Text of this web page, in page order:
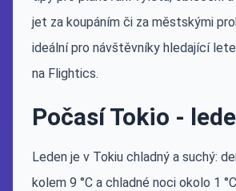
jet za koupáním či za městskými
ideální pro návštěvníky hledající
na Flightics.
Počasí Tokio -
Leden je v Tokiu chladný a suchý:
kolem 9 °C a chladné noci okolo 1